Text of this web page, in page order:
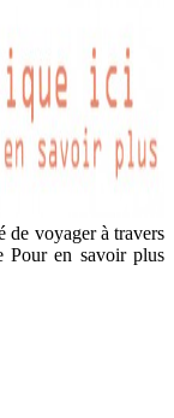
de voyager à travers
Pour en savoir plus